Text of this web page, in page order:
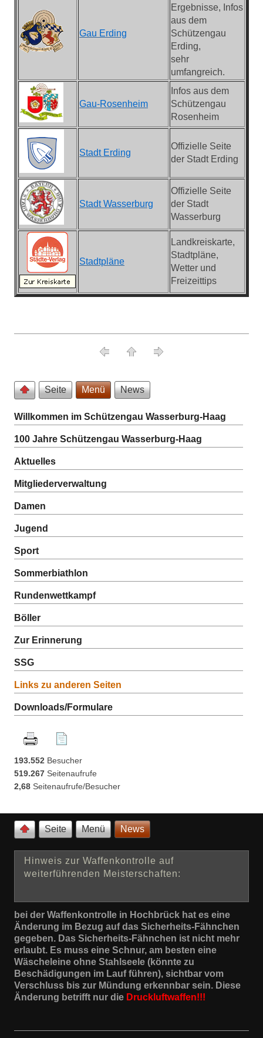
Gau Erding
Ergebnisse, Infos
aus dem
Schützengau
Erding,
sehr
umfangreich.
Gau-Rosenheim
Infos aus dem
Schützengau
Rosenheim
Stadt Erding
Offizielle Seite
der Stadt Erding
Stadt Wasserburg
Offizielle Seite
der Stadt
Wasserburg
Stadtpläne
Landkreiskarte,
Stadtpläne,
Wetter und
Freizeittips
Seite Menü News
Willkommen im Schützengau Wasserburg-Haag
100 Jahre Schützengau Wasserburg-Haag
Aktuelles
Mitgliederverwaltung
Damen
Jugend
Sport
Sommerbiathlon
Rundenwettkampf
Böller
Zur Erinnerung
SSG
Links zu anderen Seiten
Downloads/Formulare
193.552 Besucher
519.267 Seitenaufrufe
2,68 Seitenaufrufe/Besucher
Seite Menü News
Hinweis zur Waffenkontrolle auf
weiterführenden Meisterschaften:
bei der Waffenkontrolle in Hochbrück hat es eine
Änderung im Bezug auf das Sicherheits-Fähnchen
gegeben. Das Sicherheits-Fähnchen ist nicht mehr
erlaubt. Es muss eine Schnur, am besten eine
Wäscheleine ohne Stahlseele (könnte zu
Beschädigungen im Lauf führen), sichtbar vom
Verschluss bis zur Mündung erkennbar sein. Diese
Änderung betrifft nur die Druckluftwaffen!!!